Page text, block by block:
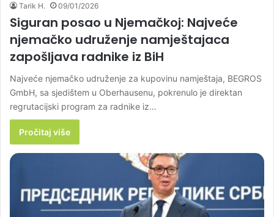
Tarik H. 09/01/2026
Siguran posao u Njemačkoj: Najveće
njemačko udruženje namještajaca
zapošljava radnike iz BiH
Najveće njemačko udruženje za kupovinu namještaja, BEGROS
GmbH, sa sjedištem u Oberhausenu, pokrenulo je direktan
regrutacijski program za radnike iz…
Pročitaj više